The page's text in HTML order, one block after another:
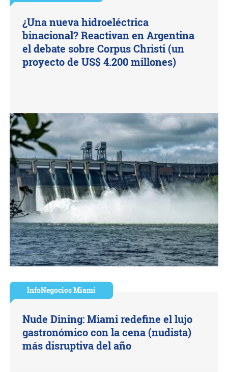
¿Una nueva hidroeléctrica
binacional? Reactivan en Argentina
el debate sobre Corpus Christi (un
proyecto de US$ 4.200 millones)
InfoNegocios Miami
Nude Dining: Miami redefine el lujo
gastronómico con la cena (nudista)
más disruptiva del año